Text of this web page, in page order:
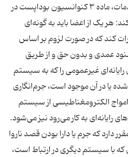
بر مبنای همین سابقه و مقدمات، ماده ۳ کنوانسیون بوداپست در
هر یک از اعضا باید به گونه‌ای
کند که در صورت لزوم بر اساس
عمدی و بدون حق و از طریق
رایانه‌ای غیرعمومی را که به سیستم
شده یا در آن موجود است، جرم‌انگاری
الکترومغناطیسی از سیستم
رایانه‌ای به کار می‌رود نیز می‌شود.
که جرم یا دارا بودن قصد ناروا
با سیستم دیگری در ارتباط است،